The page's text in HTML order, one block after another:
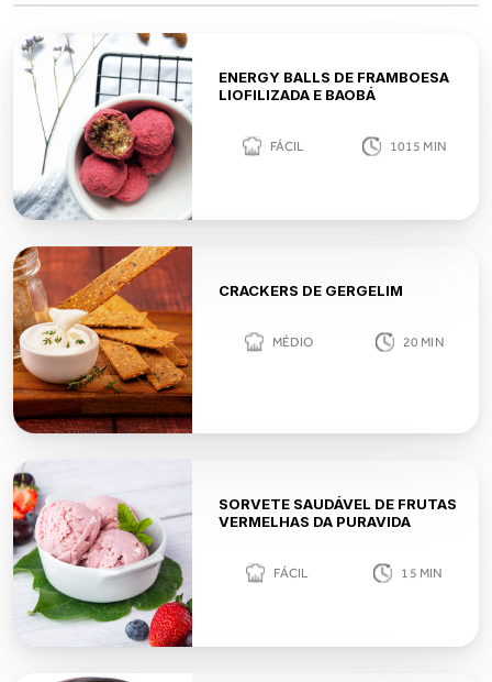
ENERGY BALLS DE FRAMBOESA
LIOFILIZADA E BAOBÁ
FÁCIL 1015 MIN
CRACKERS DE GERGELIM
MÉDIO 20 MIN
SORVETE SAUDÁVEL DE FRUTAS
VERMELHAS DA PURAVIDA
FÁCIL 15 MIN